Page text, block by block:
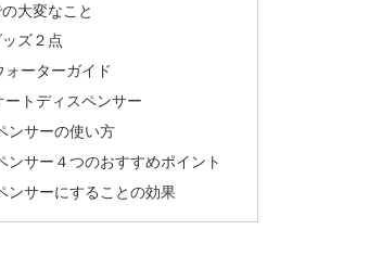
大変なこと
ズ２点
ーターガイド
トディスペンサー
ンサーの使い方
ンサー４つのおすすめポイント
ンサーにすることの効果